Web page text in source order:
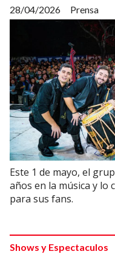
Prensa
28/04/2026
Este 1 de mayo, el
años en la música y lo
para sus fans.
Shows y Espectaculos